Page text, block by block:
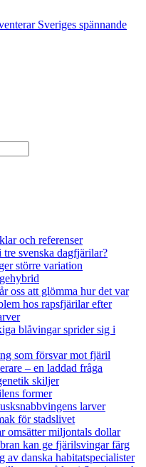
och referenser
svenska dagfjärilar?
större variation
oss att glömma hur det var
hos rapsfjärilar efter
blåvingar sprider sig i
som försvar mot fjäril
– en laddad fråga
skiljer
former
larver
för stadslivet
omsätter miljontals dollar
kan ge fjärilsvingar färg
av danska habitatspecialister